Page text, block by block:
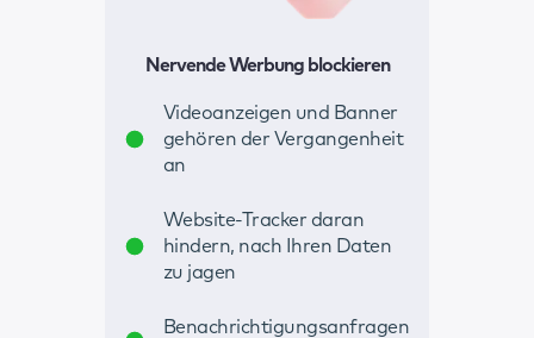
Nervende Werbung blockieren
Videoanzeigen und Banner
gehören der Vergangenheit
an
Website-Tracker daran
hindern, nach Ihren Daten
zu jagen
Benachrichtigungsanfragen